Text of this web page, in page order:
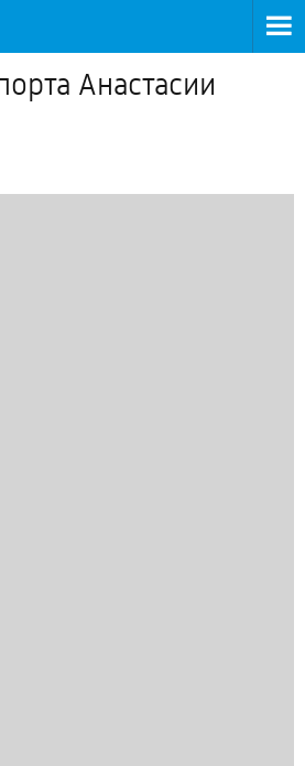
Анастасии